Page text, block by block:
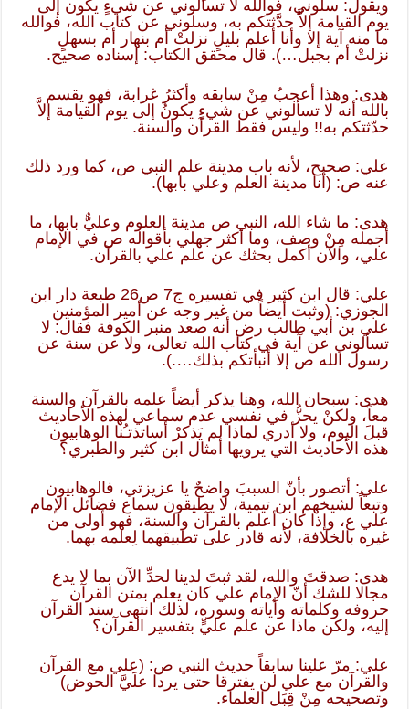
ويقول: سلوني، فوالله لا تسألوني عن شيءٍ يكون إلى
يوم القيامة إلاَّ حدَّثتكم به، وسلوني عن كتاب الله، فوالله
ما منه آية إلا وأنا أعلم بليلٍ نزلتْ أم بنهار أم بسهلٍ
نزلتْ أم بجبل…). قال محقق الكتاب: إسناده صحيح.
هدى: وهذا أعجبُ مِنْ سابقه وأكثرُ غرابة، فهو يقسم
بالله أنه لا تسألوني عن شيءٍ يكونُ إلى يوم القيامة إلاَّ
حدّثتكم به!! وليس فقط القرآن والسنة.
علي: صحيح، لأنه باب مدينة علم النبي ص، كما ورد ذلك
عنه ص: (أنا مدينة العلم وعلي بابها).
هدى: ما شاء الله، النبي ص مدينة العلوم وعليٌّ بابها، ما
أجمله مِنْ وصف، وما أكثر جهلي بأقواله ص في الإمام
علي، والآن أكمل بحثك عن علم علي بالقرآن.
علي: قال ابن كثير في تفسيره ج7 ص26 طبعة دار ابن
الجوزي: (وثبت أيضاً من غير وجه عن أمير المؤمنين
علي بن أبي طالب رض أنه صعد منبر الكوفة فقال: لا
تسألوني عن آية في كتاب الله تعالى، ولا عن سنة عن
رسول الله ص إلا أنبأتكم بذلك….).
هدى: سبحان الله، وهنا يذكر أيضاً علمه بالقرآن والسنة
معاً، ولكنْ يحزُّ في نفسي عدم سماعي لهذه الأحاديث
قبلَ اليوم، ولا أدري لماذا لم يَذكرْ أساتذتـُنا الوهابيون
هذه الأحاديث التي يرويها أمثال ابن كثير والطبري؟
علي: أتصور بأنّ السببَ واضحٌ يا عزيزتي، فالوهابيون
وتبعاً لشيخهم ابن تيمية، لا يطيقون سماع فضائل الإمام
علي ع، وإذا كان أعلم بالقرآن والسنة، فهو أولى من
غيره بالخلافة، لأنه قادر على تطبيقهما لِعلمه بهما.
هدى: صدقتَ والله، لقد ثبتَ لدينا لحدِّ الآن بما لا يدع
مجالا للشك أنّ الإمام علي كان يعلم بمتن القرآن
حروفه وكلماته وآياته وسوره، لذلك انتهى سند القرآن
إليه، ولكن ماذا عن علم عليٍّ بتفسير القرآن؟
علي: مرّ علينا سابقاً حديث النبي ص: (علي مع القرآن
والقرآن مع علي لن يفترقا حتى يردا علَيَّ الحوض)
وتصحيحه مِنْ قِبَل العلماء.